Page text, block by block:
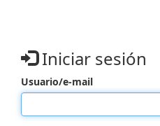
Iniciar sesión
Usuario/e-mail